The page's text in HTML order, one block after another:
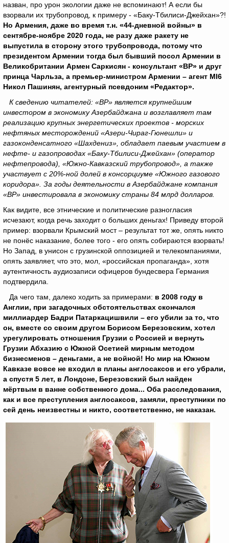
назван, про урон экологии даже не вспоминают! А если бы
взорвали их трубопровод, к примеру - «Баку-Тбилиси-Джейхан»?!
Но Армения, даже во время т.н. «44-дневной войны» в
сентябре-ноябре 2020 года, не разу даже ракету не
выпустила в сторону этого трубопровода, потому что
президентом Армении тогда был бывший посол Армении в
Великобритании Армен Саркисян - консультант «ВР» и друг
принца Чарльза, а премьер-министром Армении – агент MI6
Никол Пашинян, агентурный псевдоним «Редактор».
К сведению читателей: «ВР» является крупнейшим
инвестором в экономику Азербайджана и возглавляет там
реализацию крупных энергетических проектов - морских
нефтяных месторождений «Азери-Чираг-Гюнешли» и
газоконденсатного «Шахдениз», обладает паевым участием в
нефте- и газопроводах «Баку-Тбилиси-Джейхан» (оператор
нефтепровода), «Южно-Кавказский трубопровод», а также
участвует с 20%-ной долей в консорциуме «Южного газового
коридора». За годы деятельности в Азербайджане компания
«ВР» инвестировала в экономику страны 84 млрд долларов.
Как видите, все этнические и политические разногласия
исчезают, когда речь заходит о больших деньгах! Приведу второй
пример: взорвали Крымский мост – результат тот же, опять никто
не понёс наказание, более того - его опять собираются взорвать!
Но Запад, в унисон с грузинской оппозицией и телекомпаниями,
опять заявляет, что это, мол, «российская пропаганда», хотя
аутентичность аудиозаписи офицеров бундесвера Германия
подтвердила.
Да чего там, далеко ходить за примерами: в 2008 году в
Англии, при загадочных обстоятельствах скончался
миллиардер Бадри Патаркацишвили – его убили за то, что
он, вместе со своим другом Борисом Березовским, хотел
урегулировать отношения Грузии с Россией и вернуть
Грузии Абхазию с Южной Осетией мирным методом
бизнесменов – деньгами, а не войной! Но мир на Южном
Кавказе вовсе не входил в планы англосаксов и его убрали,
а спустя 5 лет, в Лондоне, Березовский был найден
мёртвым в ванне собственного дома... Оба расследования,
как и все преступления англосаксов, замяли, преступники по
сей день неизвестны и никто, соответственно, не наказан.